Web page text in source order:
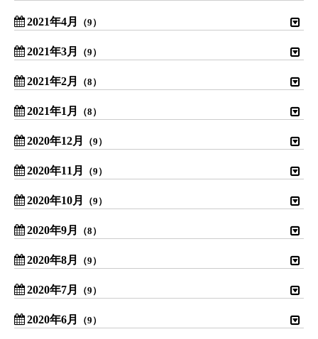
2021年4月 （9）
2021年3月 （9）
2021年2月 （8）
2021年1月 （8）
2020年12月 （9）
2020年11月 （9）
2020年10月 （9）
2020年9月 （8）
2020年8月 （9）
2020年7月 （9）
2020年6月 （9）